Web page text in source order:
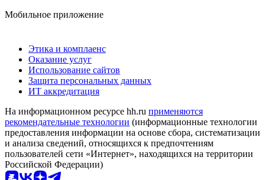
Мобильное приложение
Этика и комплаенс
Оказание услуг
Использование сайтов
Защита персональных данных
ИТ аккредитация
На информационном ресурсе hh.ru применяются
рекомендательные технологии (информационные технологии
предоставления информации на основе сбора, систематизации
и анализа сведений, относящихся к предпочтениям
пользователей сети «Интернет», находящихся на территории
Российской Федерации)